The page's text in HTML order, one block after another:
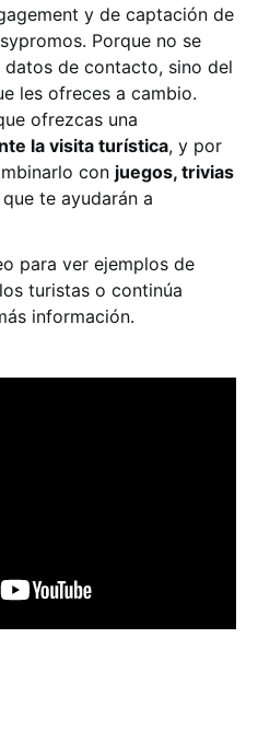
y de captación de
Porque no se
de contacto, sino del
les ofreces a cambio.
ofrezcas una
la visita turística, y por
con juegos, trivias
que te ayudarán a
para ver ejemplos de
turistas o continúa
información.